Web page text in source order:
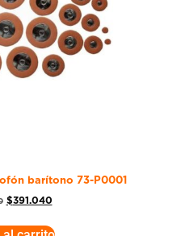
barítono 73-P0001
$391.040